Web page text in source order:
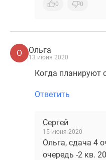
0 0
О Ольга
13 июня 2020
Когда планируют
Ответить
Сергей
15 июня 2020
Ольга, сдача 4
очередь -2 кв.